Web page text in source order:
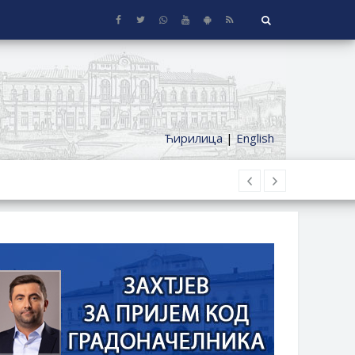
Ћирилица|English
SA OKUĆNICOM NA TERITORIJI
DODATAK ZA DEMOBILISANE BORCE